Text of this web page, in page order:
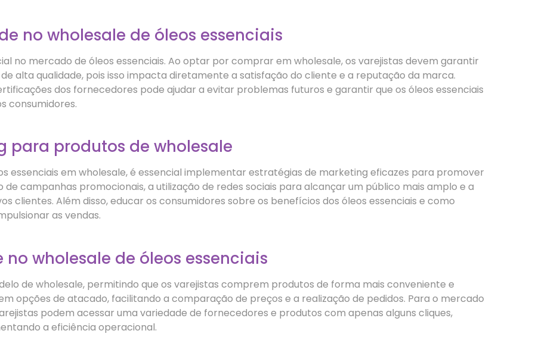
no wholesale de óleos essenciais
no mercado de óleos essenciais. Ao optar por comprar em wholesale, os varejistas devem garantir
alta qualidade, pois isso impacta diretamente a satisfação do cliente e a reputação da marca.
dos fornecedores pode ajudar a evitar problemas futuros e garantir que os óleos essenciais
consumidores.
para produtos de wholesale
essenciais em wholesale, é essencial implementar estratégias de marketing eficazes para promover
de campanhas promocionais, a utilização de redes sociais para alcançar um público mais amplo e a
clientes. Além disso, educar os consumidores sobre os benefícios dos óleos essenciais e como
as vendas.
wholesale de óleos essenciais
de wholesale, permitindo que os varejistas comprem produtos de forma mais conveniente e
opções de atacado, facilitando a comparação de preços e a realização de pedidos. Para o mercado
podem acessar uma variedade de fornecedores e produtos com apenas alguns cliques,
a eficiência operacional.